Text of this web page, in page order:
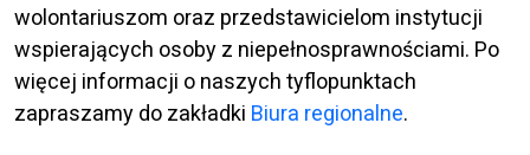
wolontariuszom oraz przedstawicielom instytucji
wspierających osoby z niepełnosprawnościami. Po
więcej informacji o naszych tyflopunktach
zapraszamy do zakładki Biura regionalne.